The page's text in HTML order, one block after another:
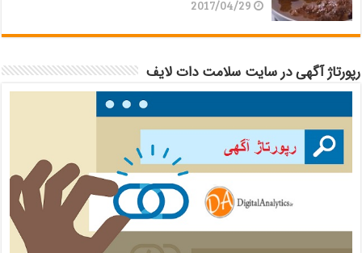
2017/04/29
رپورتاژ آگهی در سایت سلامت دات لایف